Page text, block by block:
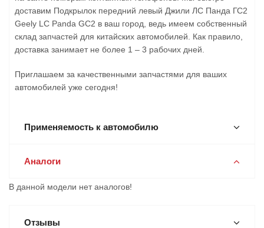
доставим Подкрылок передний левый Джили ЛС Панда ГС2
Geely LC Panda GC2 в ваш город, ведь имеем собственный
склад запчастей для китайских автомобилей. Как правило,
доставка занимает не более 1 – 3 рабочих дней.
Приглашаем за качественными запчастями для ваших
автомобилей уже сегодня!
Применяемость к автомобилю
Аналоги
В данной модели нет аналогов!
Отзывы